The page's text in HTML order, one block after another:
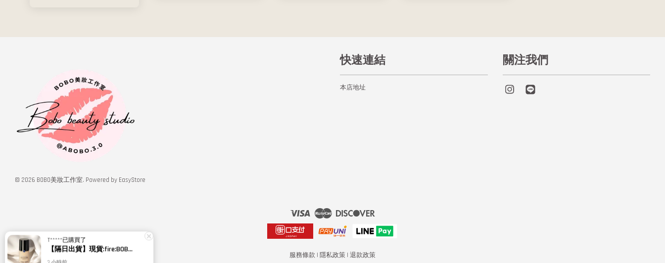
© 2026 BOBO美妝工作室. Powered by EasyStore
快速連結
本店地址
關注我們
Instagram
Visa Master
服務條款 | 隱私政策 | 退款政策
T*****已購買了
【隔日出貨】現貨:fire:BOBO美妝:rose:專櫃貨 Giorgio Armani 新款 設計師水燦光影粉底 設計師水感光影粉底 GA
3 小時前